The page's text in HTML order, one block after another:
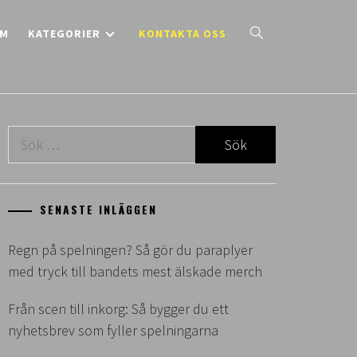
KATEGORIER KONTAKTA OSS
Sök
SENASTE INLÄGGEN
Regn på spelningen? Så gör du paraplyer
med tryck till bandets mest älskade merch
Från scen till inkorg: Så bygger du ett
nyhetsbrev som fyller spelningarna